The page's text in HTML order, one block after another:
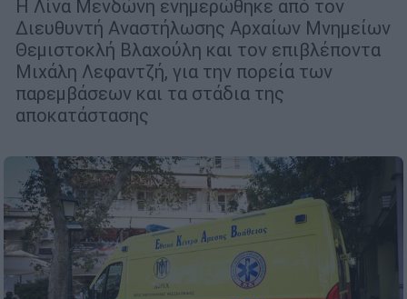
Η Λίνα Μενδώνη ενημερώθηκε από τον
Διευθυντή Αναστήλωσης Αρχαίων Μνημείων
Θεμιστοκλή Βλαχούλη και τον επιβλέποντα
Μιχάλη Λεφαντζή, για την πορεία των
παρεμβάσεων και τα στάδια της
αποκατάστασης